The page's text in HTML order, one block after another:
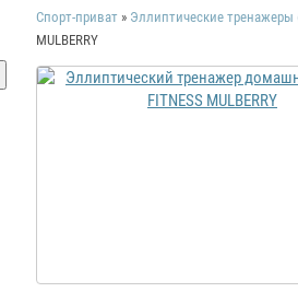
Спорт-приват » Эллиптические
MULBERRY